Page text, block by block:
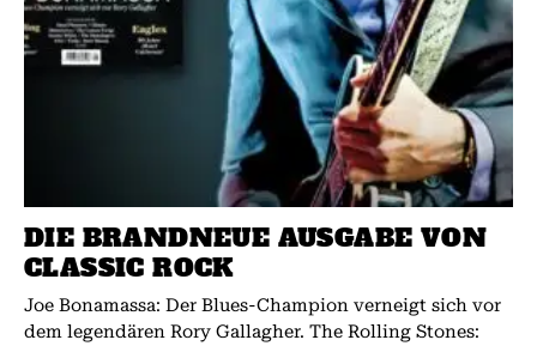
DIE BRANDNEUE AUSGABE VON
CLASSIC ROCK
Joe Bonamassa: Der Blues-Champion verneigt sich vor
dem legendären Rory Gallagher. The Rolling Stones: